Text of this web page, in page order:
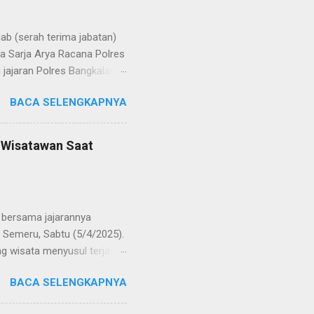
(serah terima jabatan)
Sarja Arya Racana Polres
Polres Bangkalan,
Hery Kusnanto, S.H.,
amanah baru sebagai
KOMPOL Moch.
BACA SELENGKAPNYA
Saat
jajarannya
Sabtu (5/4/2025).
wisata menyusul terjadi
yang semakin
menegaskan, bahwa
BACA SELENGKAPNYA